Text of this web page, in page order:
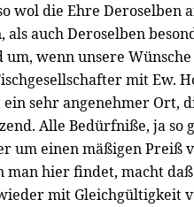
wol die Ehre Deroselben
als auch Deroselben
um, wenn unsere
mit Ew.
sehr angenehmer Ort,
Alle Bedürfniße, ja so
um einen mäßigen Preiß
man hier findet, macht
mit Gleichgültigkeit